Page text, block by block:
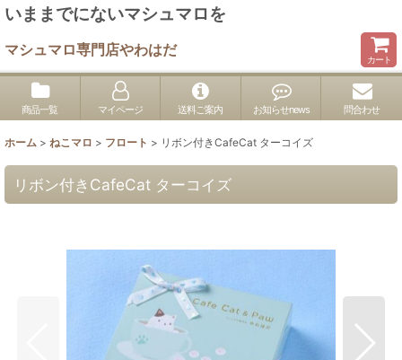
いままでにないマシュマロを
マシュマロ専門店やわはだ
カート
商品一覧 マイページ 送料ご案内 お知らせnews 問合わせ
ホーム > ねこマロ > フロート > リボン付きCafeCat ターコイズ
リボン付きCafeCat ターコイズ